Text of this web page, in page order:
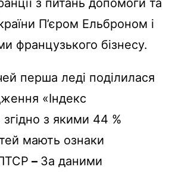
П’єром Ельброном і
французького бізнесу.
перша леді поділилася
«Індекс
з якими 44 %
мають ознаки
– За даними